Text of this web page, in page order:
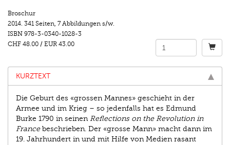
Broschur
2014. 341 Seiten, 7 Abbildungen s/w.
ISBN 978-3-0340-1028-3
CHF 48.00 / EUR 43.00
KURZTEXT
Die Geburt des «grossen Mannes» geschieht in der
Armee und im Krieg – so jedenfalls hat es Edmund
Burke 1790 in seinen Reflections on the Revolution in
Francebeschrieben. Der «grosse Mann» macht dann im
19. Jahrhundert in und mit Hilfe von Medien rasant